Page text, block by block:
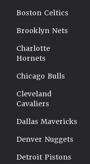
Boston Celtics
Brooklyn Nets
Charlotte
Hornets
Chicago Bulls
Cleveland
Cavaliers
Dallas Mavericks
Denver Nuggets
Detroit Pistons